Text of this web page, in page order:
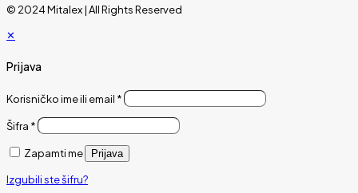
© 2024 Mitalex | All Rights Reserved
✕
Prijava
Korisničko ime ili email *
Šifra *
Zapamti me Prijava
Izgubili ste šifru?